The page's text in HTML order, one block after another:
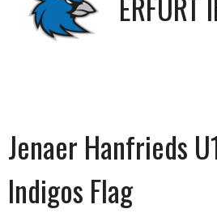
Jenaer Hanfrieds
Indigos Flag